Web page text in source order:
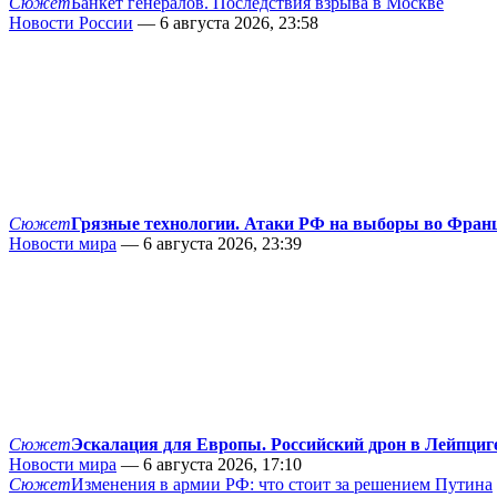
Новости России — 6 августа 2026, 23:58
СюжетГрязные технологии. Атаки РФ на выборы во
Новости мира — 6 августа 2026, 23:39
СюжетЭскалация для Европы. Российский дрон в
Новости мира — 6 августа 2026, 17:10
СюжетИзменения в армии РФ: что стоит за решением Путина